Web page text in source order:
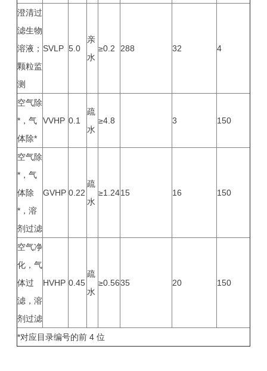
澄清过
滤生物
溶液；
颗粒监
测
SVLP 5.0
亲
水
≥0.2 288 32 4
空气除
*，气
体除*
VVHP 0.1
疏
水
≥4.8 3 150
空气除
*，气
体除
*，溶
剂过滤
GVHP 0.22
疏
水
≥1.2415 16 150
空气净
化，气
体过
滤，溶
剂过滤
HVHP 0.45
疏
水
≥0.5635 20 150
*对应目录编号的前 4 位